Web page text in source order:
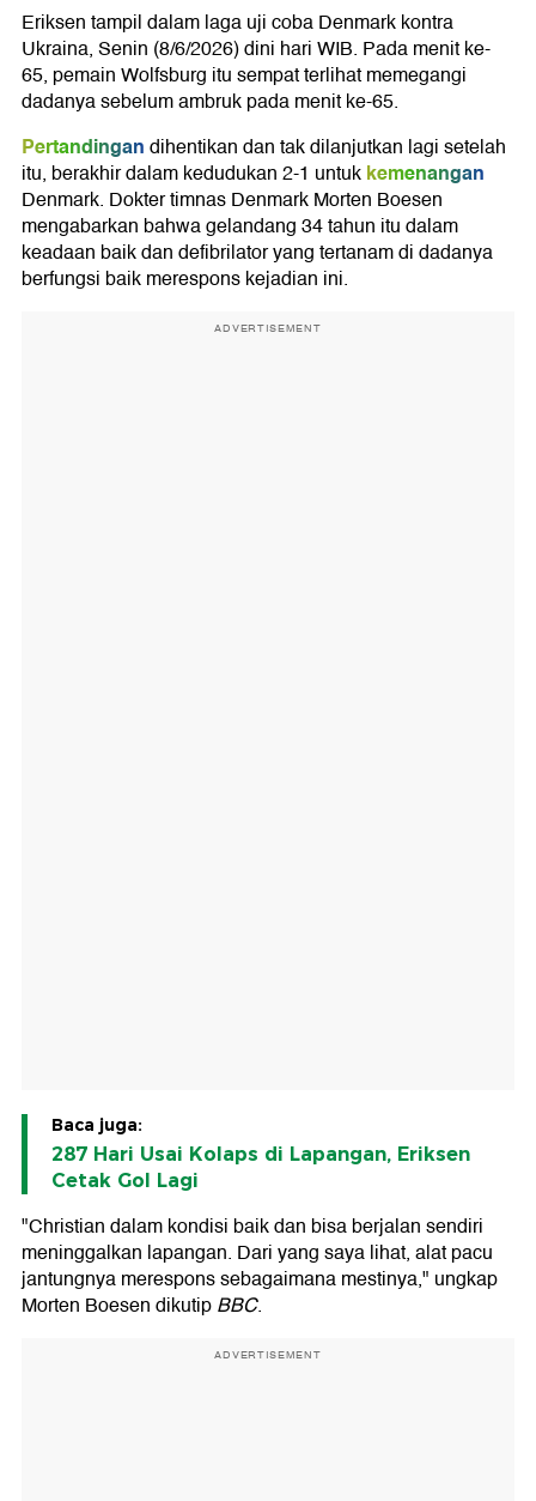
Eriksen tampil dalam laga uji coba Denmark kontra
Ukraina, Senin (8/6/2026) dini hari WIB. Pada menit ke-
65, pemain Wolfsburg itu sempat terlihat memegangi
dadanya sebelum ambruk pada menit ke-65.
Pertandingandihentikan dan tak dilanjutkan lagi setelah
itu, berakhir dalam kedudukan 2-1 untukkemenangan
Denmark. Dokter timnas Denmark Morten Boesen
mengabarkan bahwa gelandang 34 tahun itu dalam
keadaan baik dan defibrilator yang tertanam di dadanya
berfungsi baik merespons kejadian ini.
ADVERTISEMENT
Baca juga:
287 Hari Usai Kolaps di Lapangan, Eriksen
Cetak Gol Lagi
"Christian dalam kondisi baik dan bisa berjalan sendiri
meninggalkan lapangan. Dari yang saya lihat, alat pacu
jantungnya merespons sebagaimana mestinya," ungkap
Morten Boesen dikutipBBC.
ADVERTISEMENT